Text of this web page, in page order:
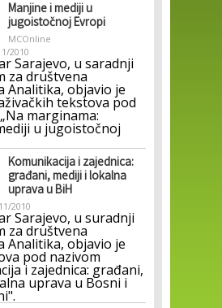
Manjine i mediji u
jugoistočnoj Evropi
MCOnline
2010
Sarajevo, u saradnji
za društvena
Analitika, objavio je
tekstova pod
marginama:
u jugoistočnoj
Komunikacija i zajednica:
građani, mediji i lokalna
uprava u BiH
2010
Sarajevo, u suradnji
za društvena
Analitika, objavio je
pod nazivom
i zajednica: građani,
uprava u Bosni i